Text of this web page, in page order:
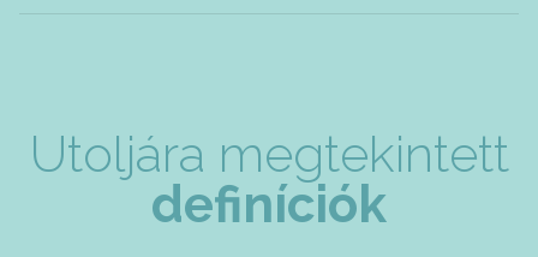
Utoljára megtekintett
definíciók